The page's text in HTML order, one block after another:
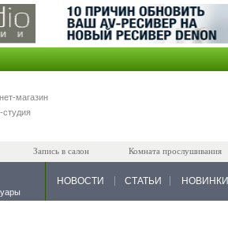
магазин
студия
Запись в салон Комната прослушивания
НОВОСТИ СТАТЬИ НОВИНКИ